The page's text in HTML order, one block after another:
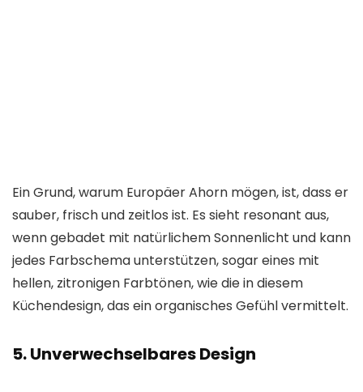
Ein Grund, warum Europäer Ahorn mögen, ist, dass er
sauber, frisch und zeitlos ist. Es sieht resonant aus,
wenngebadet mit natürlichem Sonnenlicht und kann
jedes Farbschema unterstützen, sogar eines mit
hellen, zitronigen Farbtönen, wie die in diesem
Küchendesign, das ein organisches Gefühl vermittelt.
5. Unverwechselbares Design